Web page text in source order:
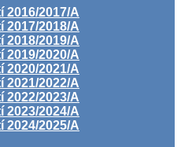
2016/2017/A
2017/2018/A
2018/2019/A
2019/2020/A
2020/2021/A
2021/2022/A
2022/2023/A
2023/2024/A
2024/2025/A